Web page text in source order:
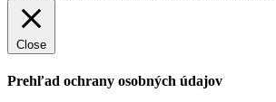
Close
Prehľad ochrany osobných údajov